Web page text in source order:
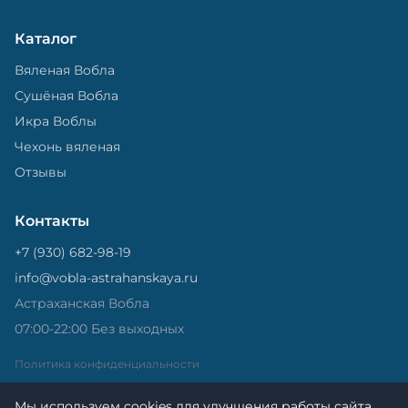
Каталог
Вяленая Вобла
Сушёная Вобла
Икра Воблы
Чехонь вяленая
Отзывы
Контакты
+7 (930) 682-98-19
info@vobla-astrahanskaya.ru
Астраханская Вобла
07:00-22:00 Без выходных
Политика конфиденциальности